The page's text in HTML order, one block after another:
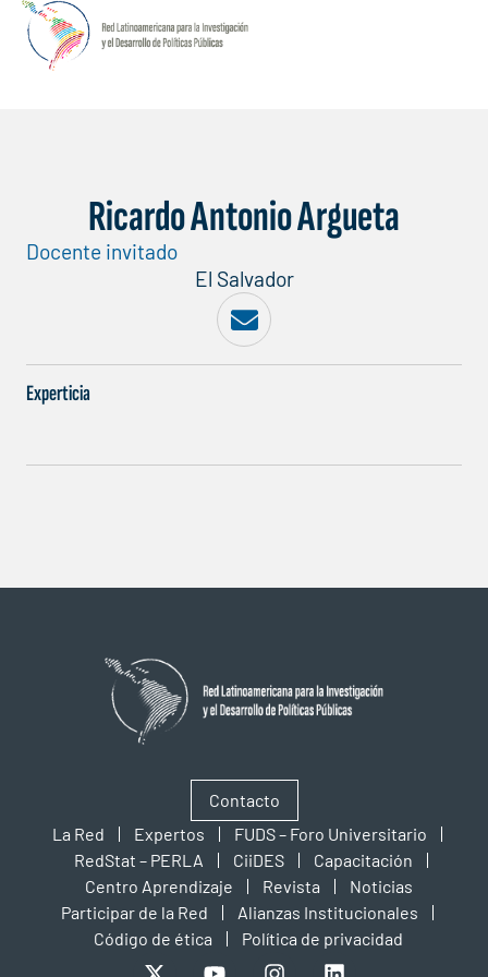
Ricardo Antonio Argueta
Docente invitado
El Salvador
Experticia
Contacto
La Red
Expertos
FUDS – Foro Universitario
RedStat – PERLA
CiiDES
Capacitación
Centro Aprendizaje
Revista
Noticias
Participar de la Red
Alianzas Institucionales
Código de ética
Política de privacidad